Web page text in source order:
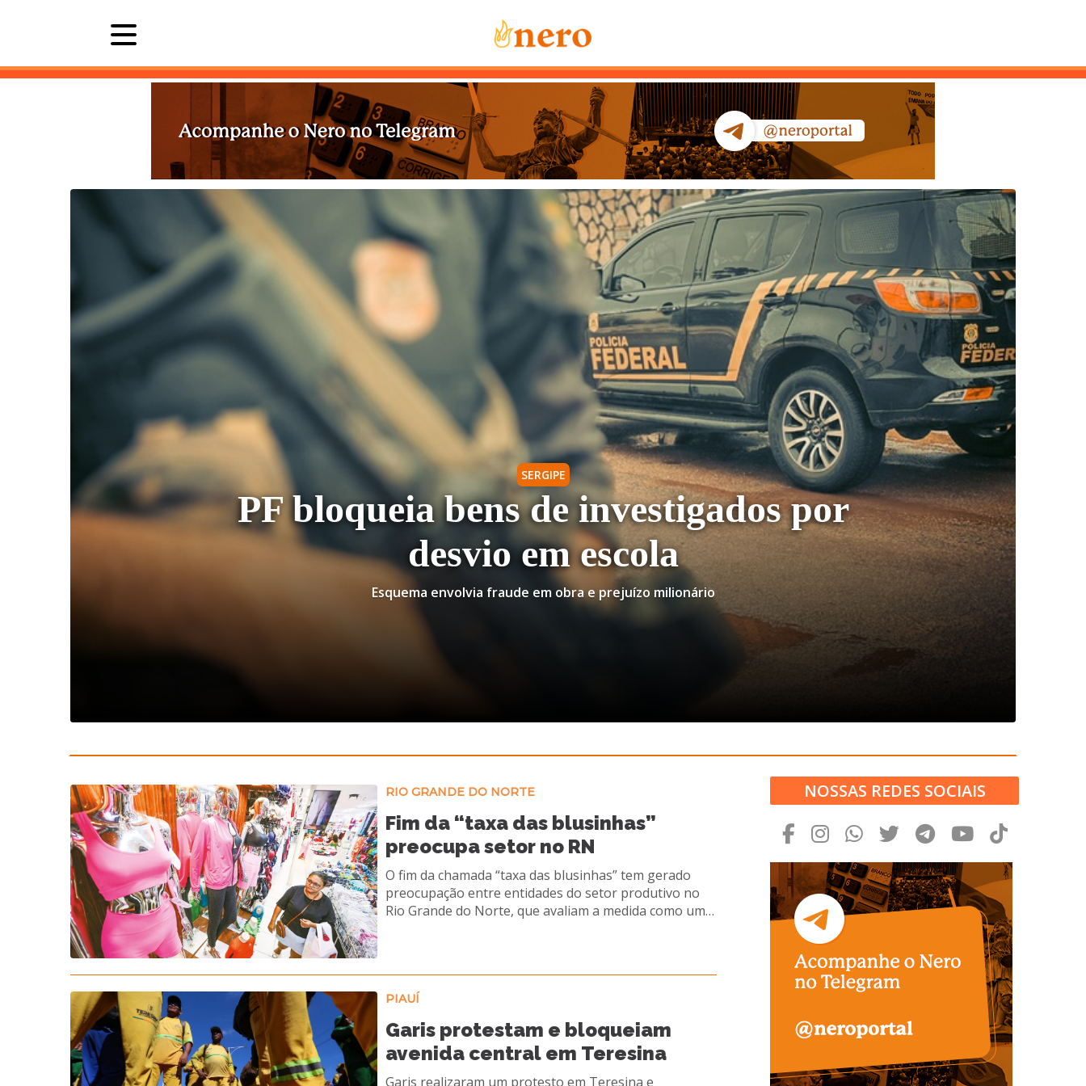
Mais Lidas Sobre Nós
SERGIPE
PF bloqueia bens de investigados por
desvio em escola
Esquema envolvia fraude em obra e prejuízo milionário
NOSSAS REDES SOCIAIS
RIO GRANDE DO NORTE
Fim da “taxa das blusinhas”
preocupa setor no RN
O fim da chamada “taxa das blusinhas” tem gerado
preocupação entre entidades do setor produtivo no
Rio Grande do Norte, que avaliam a medida como um
ampliar a concorrência com produtos estrangeiros e
impactar diretamente o comércio potiguar.
mudança pode desequilibrar o ambiente de negócios,
favorecendo plataformas internacionais em
PIAUÍ
Garis protestam e bloqueiam
avenida central em Teresina
Garis realizaram um protesto em Teresina e